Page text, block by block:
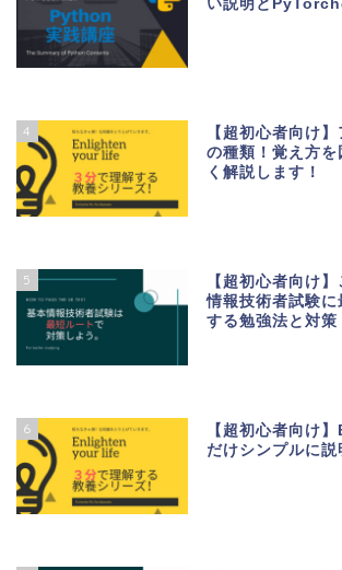
い説明とPyTorch
4
【超初心者向け
の種類！覚え方
く解説します！
5
【超初心者向け
情報技術者試験
する勉強法と対策
6
【超初心者向け
だけシンプルに説